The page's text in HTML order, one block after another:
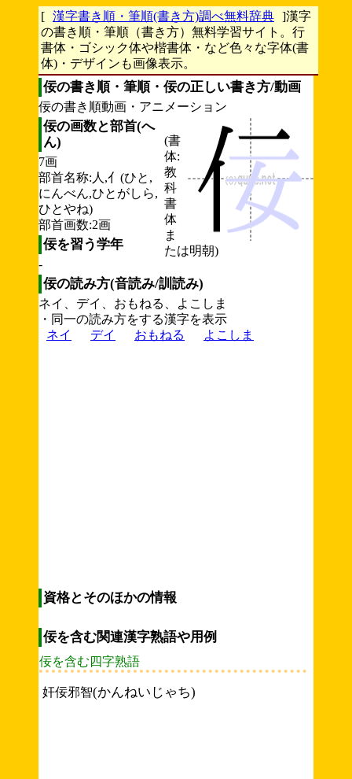
[ 漢字書き順・筆順(書き方)調べ無料辞典 ]漢字
の書き順・筆順（書き方）無料学習サイト。行
書体・ゴシック体や楷書体・など色々な字体(書
体)・デザインも画像表示。
佞の書き順・筆順・佞の正しい書き方/動画
佞の書き順動画・アニメーション
(書
体:
教
科
書
体
ま
たは明朝)
佞の画数と部首(へ
ん)
7画
部首名称:人,亻(ひと,
にんべん,ひとがしら,
ひとやね)
部首画数:2画
佞を習う学年
-
佞の読み方(音読み/訓読み)
ネイ、デイ、おもねる、よこしま
・同一の読み方をする漢字を表示
ネイ
デイ おもねる よこしま
資格とそのほかの情報
佞を含む関連漢字熟語や用例
佞を含む四字熟語
奸佞邪智(かんねいじゃち)